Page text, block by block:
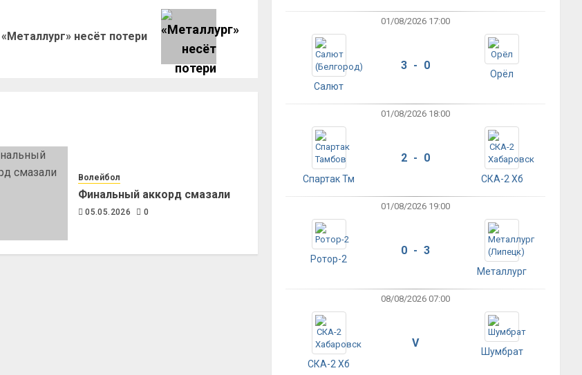
«Металлург» несёт потери
Волейбол
Финальный аккорд смазали
05.05.2026 0
01/08/2026 17:00
Салют
3 - 0
Орёл
01/08/2026 18:00
Спартак Тм
2 - 0
СКА-2 Хб
01/08/2026 19:00
Ротор-2
0 - 3
Металлург
08/08/2026 07:00
СКА-2 Хб
V
Шумбрат